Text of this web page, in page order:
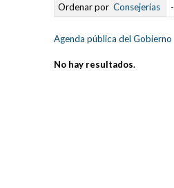
Ordenar por Consejerías -
Agenda pública del Gobierno
No hay resultados.